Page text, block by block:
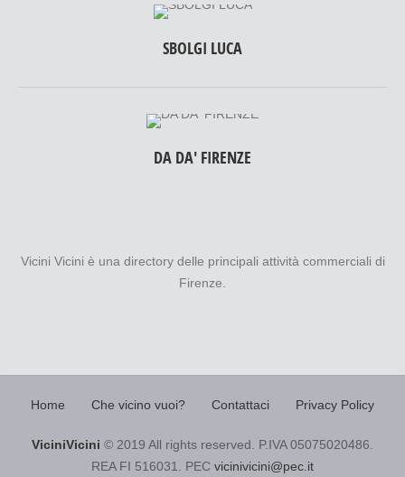
SBOLGI LUCA
DA DA' FIRENZE
Vicini Vicini è una directory delle principali attività commerciali di
Firenze.
Home Che vicino vuoi? Contattaci Privacy Policy
ViciniVicini © 2019 All rights reserved. P.IVA 05075020486.
REA FI 516031. PEC vicinivicini@pec.it